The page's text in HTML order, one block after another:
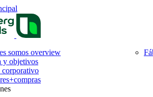
somos overview
y objetivos